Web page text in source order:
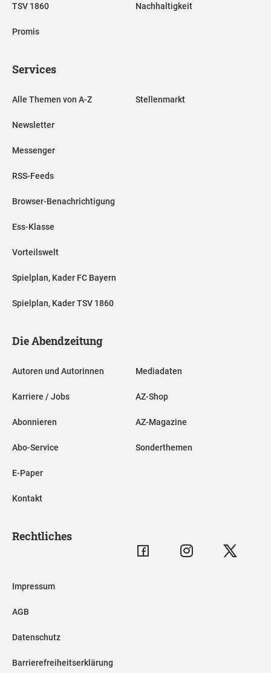
TSV 1860
Promis
Nachhaltigkeit
Services
Alle Themen von A-Z
Newsletter
Messenger
RSS-Feeds
Browser-Benachrichtigung
Ess-Klasse
Vorteilswelt
Spielplan, Kader FC Bayern
Spielplan, Kader TSV 1860
Stellenmarkt
Die Abendzeitung
Autoren und Autorinnen
Karriere / Jobs
Abonnieren
Abo-Service
E-Paper
Kontakt
Mediadaten
AZ-Shop
AZ-Magazine
Sonderthemen
Rechtliches
Impressum
AGB
Datenschutz
Barrierefreiheitserklärung